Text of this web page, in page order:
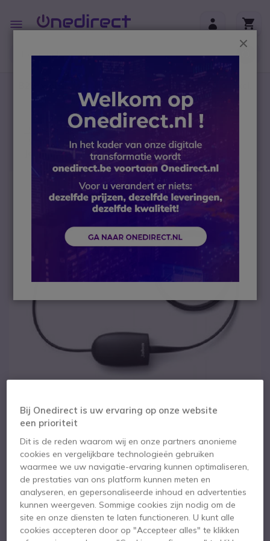
Toggle
Nav
btw)
Headsets
Accessoires
Hoornlifters en Electronic Hook Switches
Jabra EHS kabel voor Panasonic telefoon
Jabra EHS kabel voor
Panasonic telefoon
SKU GNJACKRJ45 // Referentie fabrikant: 14201-40
EHS kabel voor Panasonic KX-NT / DT
5 van 1 Reviews
Ga naar het begin van de afbeeldingen-gallerij
Bij Onedirect is uw ervaring op onze website
een prioriteit
Dit is de reden waarom wij en onze partners anonieme
cookies en vergelijkbare technologieën gebruiken
waarmee we uw navigatie-ervaring kunnen optimaliseren,
de prestaties van ons platform kunnen meten en
analyseren, en gepersonaliseerde inhoud en advertenties
kunnen weergeven. Sommige cookies zijn nodig om de
site en onze diensten te laten functioneren. U kunt alle
cookies accepteren door op "Accepteer alles" te klikken